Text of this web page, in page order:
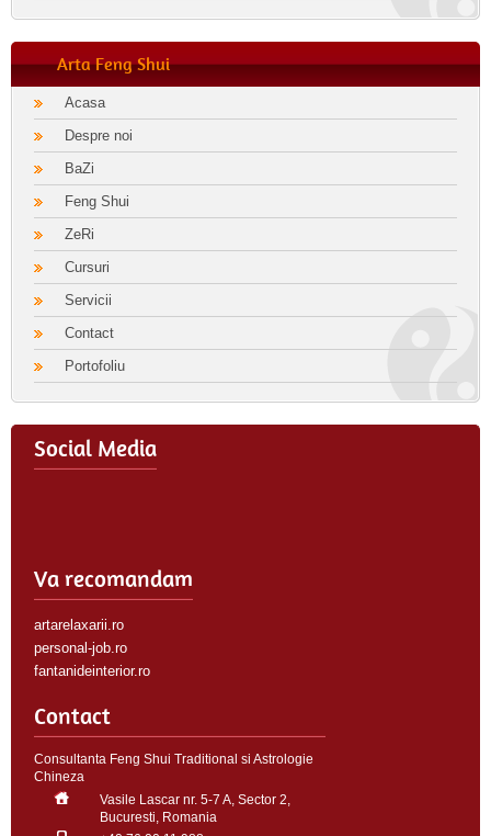
Arta Feng Shui
Acasa
Despre noi
BaZi
Feng Shui
ZeRi
Cursuri
Servicii
Contact
Portofoliu
Social Media
Va recomandam
artarelaxarii.ro
personal-job.ro
fantanideinterior.ro
Contact
Consultanta Feng Shui Traditional si Astrologie
Chineza
Vasile Lascar nr. 5-7 A, Sector 2,
Bucuresti, Romania